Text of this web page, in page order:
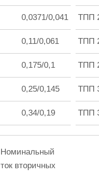
0,0371/0,041
0,11/0,061
0,175/0,1
0,25/0,145
0,34/0,19
ТПП
ТПП
ТПП
ТПП
ТПП
Номинальный
ток вторичных